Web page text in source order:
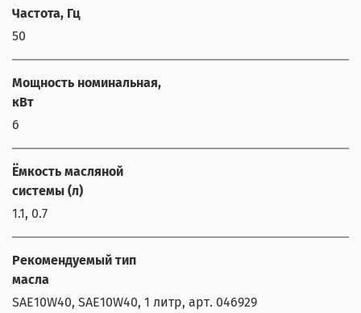
Частота, Гц
50
Мощность номинальная,
кВт
6
Ёмкость масляной
системы (л)
1.1, 0.7
Рекомендуемый тип
масла
SAE10W40, SAE10W40, 1 литр, арт. 046929